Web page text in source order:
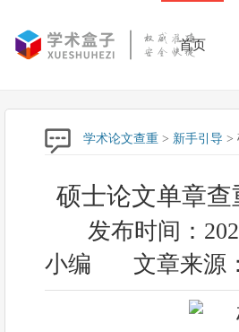
首页
学术论文查重 > 新手引导 >
硕士论文单章
发布时间：
小编
文章来源